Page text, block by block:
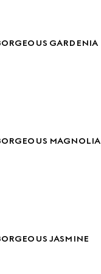
GARDENIA
MAGNOLIA
JASMINE